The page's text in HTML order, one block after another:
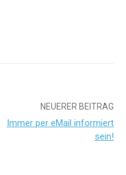
NEUERER BEITRAG
Immer per eMail informiert
sein!